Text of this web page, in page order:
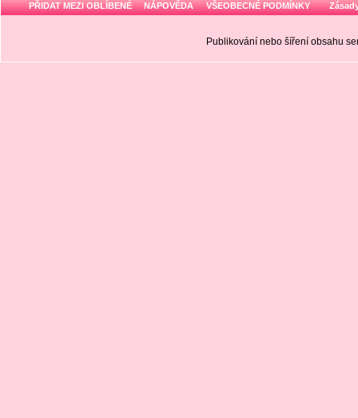
PŘIDAT MEZI OBLÍBENÉ NÁPOVĚDA VŠEOBECNÉ PODMÍNKY
Publikování nebo šíření obsahu